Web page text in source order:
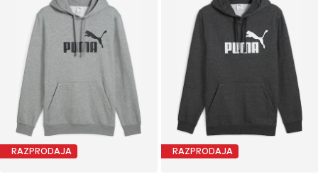
RAZPRODAJA RAZPRODAJA